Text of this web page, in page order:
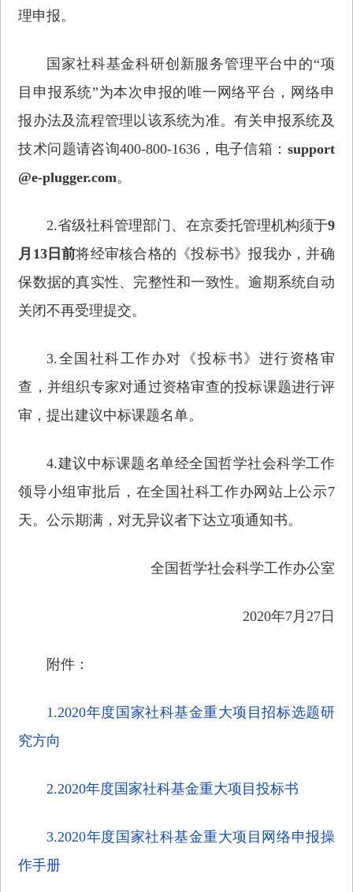
理申报。
国家社科基金科研创新服务管理平台中的“项
目申报系统”为本次申报的唯一网络平台，网络申
报办法及流程管理以该系统为准。有关申报系统及
技术问题请咨询400-800-1636，电子信箱： support
@e-plugger.com。
2.省级社科管理部门、在京委托管理机构须于9
月13日前将经审核合格的《投标书》报我办，并确
保数据的真实性、完整性和一致性。逾期系统自动
关闭不再受理提交。
3.全国社科工作办对《投标书》进行资格审
查，并组织专家对通过资格审查的投标课题进行评
审，提出建议中标课题名单。
4.建议中标课题名单经全国哲学社会科学工作
领导小组审批后，在全国社科工作办网站上公示7
天。公示期满，对无异议者下达立项通知书。
全国哲学社会科学工作办公室
2020年7月27日
附件：
1.2020年度国家社科基金重大项目招标选题研
究方向
2.2020年度国家社科基金重大项目投标书
3.2020年度国家社科基金重大项目网络申报操
作手册